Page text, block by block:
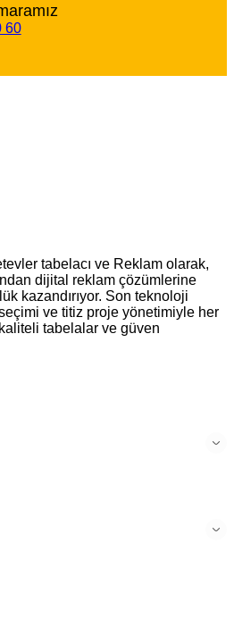
60
tabelacı ve Reklam olarak,
dijital reklam çözümlerine
kazandırıyor. Son teknoloji
ve titiz proje yönetimiyle her
tabelalar ve güven